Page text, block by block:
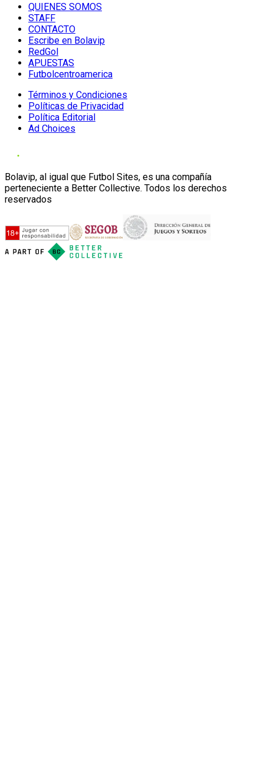
QUIENES SOMOS
STAFF
CONTACTO
Escribe en Bolavip
RedGol
APUESTAS
Futbolcentroamerica
Términos y Condiciones
Políticas de Privacidad
Política Editorial
Ad Choices
Bolavip, al igual que Futbol Sites, es una compañía
perteneciente a Better Collective. Todos los derechos
reservados